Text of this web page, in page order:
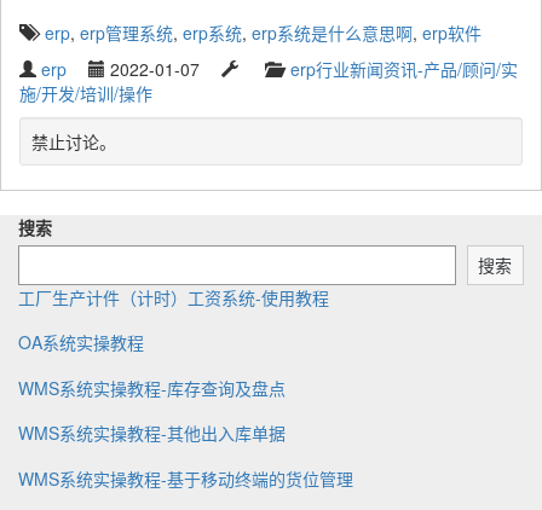
T
g
g
e
d
t
h
erp, erp管理系统, erp系统, erp系统是什么意思啊, erp软件
W
r
i
t
t
e
n
b
erp
P
u
b
i
s
2022-01-07
s
u
p
e
C
t
g
o
erp行业新闻资讯-产品/顾问/实
施/开发/培训/操作
禁止讨论。
搜索
搜索
工厂生产计件（计时）工资系统-使用教程
OA系统实操教程
WMS系统实操教程-库存查询及盘点
WMS系统实操教程-其他出入库单据
WMS系统实操教程-基于移动终端的货位管理